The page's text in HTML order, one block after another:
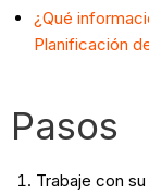
¿Qué
Planificación
Pasos
Trabaje con